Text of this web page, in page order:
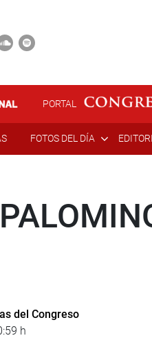
PORTAL
FOTOS DEL DÍA
del Congreso
h